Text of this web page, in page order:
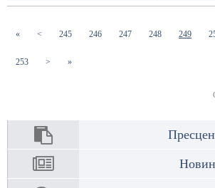
« < 245(current)
246(current)
247(current)
248(current)
249
253(current)
> »